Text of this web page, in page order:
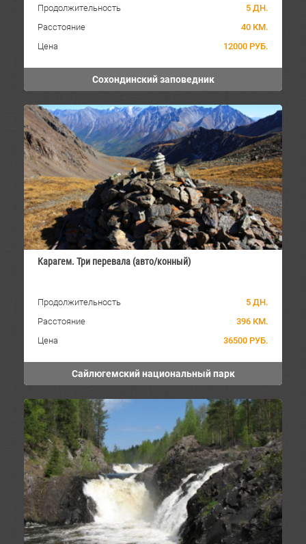
Продолжительность
5 ДН.
Расстояние
40 КМ.
Цена
12000 РУБ.
Сохондинский заповедник
Карагем. Три перевала (авто/конный)
Продолжительность
5 ДН.
Расстояние
396 КМ.
Цена
36500 РУБ.
Сайлюгемский национальный парк